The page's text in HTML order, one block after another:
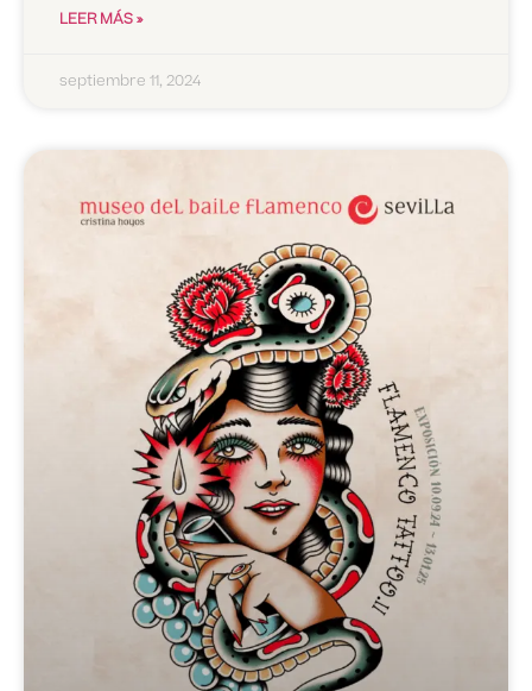
LEER MÁS »
septiembre 11, 2024